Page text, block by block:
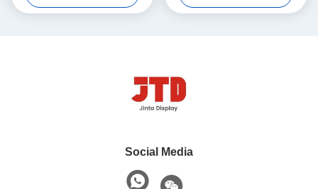
Social Media